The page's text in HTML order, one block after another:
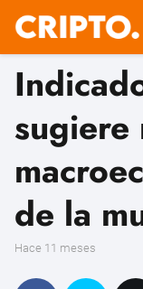
sugiere
de la
hace 11 meses